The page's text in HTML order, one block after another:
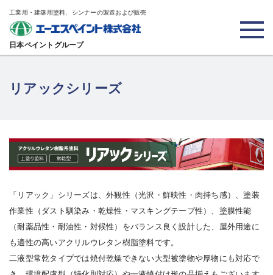
工業用・建築用塗料、シンナーの製造および販売
日本ペイントグループ
リアックシリーズ
「リアック」シリーズは、外観性（光沢・鮮映性・肉持ち感）、塗装
作業性（ダスト馴染み・乾燥性・マスキングテープ性）、塗膜性能
（耐薬品性・耐油性・対候性）をバランス良く設計した、屋外用途に
も適性の高いアクリルウレタン樹脂塗料です。
二液型常乾タイプでは焼付乾燥できない大型被塗物や厚物にも対応で